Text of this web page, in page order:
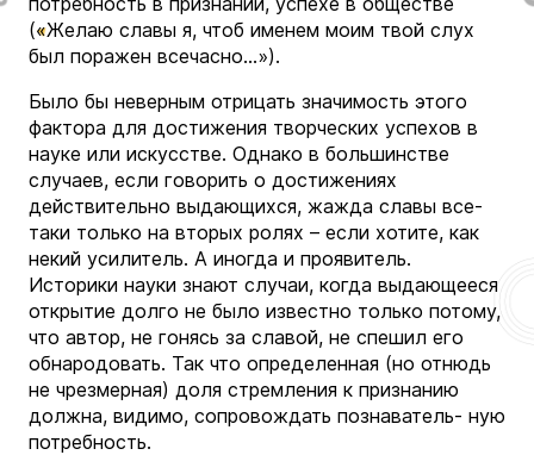
(«Желаю славы я, чтоб именем моим твой слух
был поражен всечасно…»).
Было бы неверным отрицать значимость этого
фактора для достижения творческих успехов в
науке или искусстве. Однако в большинстве
случаев, если говорить о достижениях
действительно выдающихся, жажда славы все-
таки только на вторых ролях – если хотите, как
некий усилитель. А иногда и проявитель.
Историки науки знают случаи, когда выдающееся
открытие долго не было известно только потому,
что автор, не гонясь за славой, не спешил его
обнародовать. Так что определенная (но отнюдь
не чрезмерная) доля стремления к признанию
должна, видимо, сопровождать познаватель- ную
потребность.